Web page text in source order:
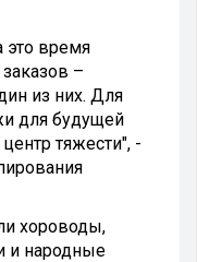
это время
–
из них. Для
для будущей
тяжести", -
хороводы,
и народные